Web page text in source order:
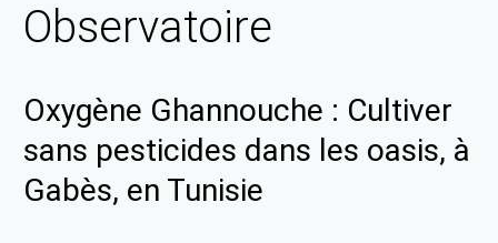
Observatoire
Oxygène Ghannouche : Cultiver
sans pesticides dans les oasis, à
Gabès, en Tunisie